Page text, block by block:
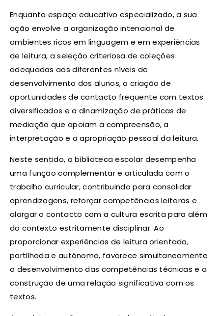
Enquanto espaço educativo especializado, a sua
ação envolve a organização intencional de
ambientes ricos em linguagem e em experiências
de leitura, a seleção criteriosa de coleções
adequadas aos diferentes níveis de
desenvolvimento dos alunos, a criação de
oportunidades de contacto frequente com textos
diversificados e a dinamização de práticas de
mediação que apoiam a compreensão, a
interpretação e a apropriação pessoal da leitura.
Neste sentido, a biblioteca escolar desempenha
uma função complementar e articulada com o
trabalho curricular, contribuindo para consolidar
aprendizagens, reforçar competências leitoras e
alargar o contacto com a cultura escrita para além
do contexto estritamente disciplinar. Ao
proporcionar experiências de leitura orientada,
partilhada e autónoma, favorece simultaneamente
o desenvolvimento das competências técnicas e a
construção de uma relação significativa com os
textos.